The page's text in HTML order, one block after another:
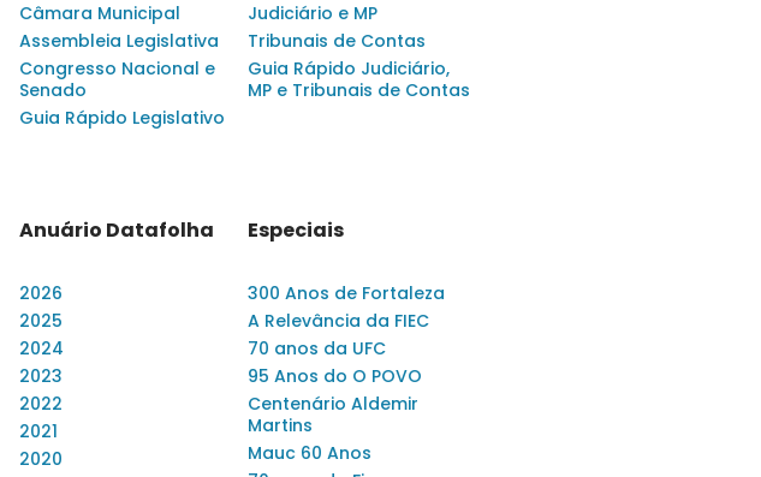
Câmara Municipal
Assembleia Legislativa
Congresso Nacional e
Senado
Guia Rápido Legislativo
Judiciário e MP
Tribunais de Contas
Guia Rápido Judiciário,
MP e Tribunais de Contas
Anuário Datafolha
2026
2025
2024
2023
2022
2021
2020
Especiais
300 Anos de Fortaleza
A Relevância da FIEC
70 anos da UFC
95 Anos do O POVO
Centenário Aldemir
Martins
Mauc 60 Anos